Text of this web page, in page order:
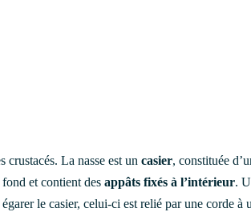
crustacés. La nasse est uncasier, constituée
fond et contient desappâts fixés à l’intérieur.
le casier, celui-ci est relié par une corde à